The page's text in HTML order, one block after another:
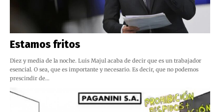
Estamos fritos
Diez y media de la noche. Luis Majul acaba de decir que es un trabajador
esencial. O sea, que es importante y necesario. Es decir, que no podemos
prescindir de…